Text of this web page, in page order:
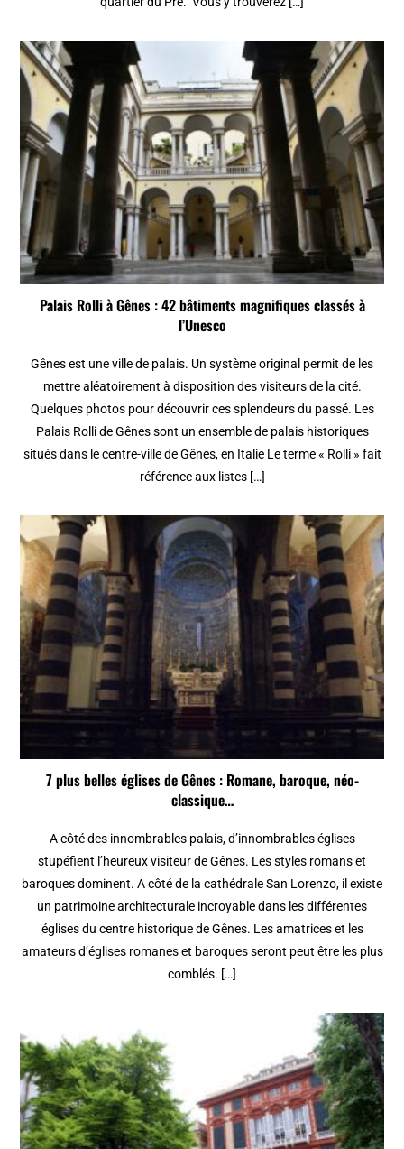
Palais Rolli à Gênes : 42 bâtiments magnifiques classés à
l’Unesco
Gênes est une ville de palais. Un système original permit de les
mettre aléatoirement à disposition des visiteurs de la cité.
Quelques photos pour découvrir ces splendeurs du passé. Les
Palais Rolli de Gênes sont un ensemble de palais historiques
situés dans le centre-ville de Gênes, en Italie Le terme « Rolli » fait
référence aux listes […]
7 plus belles églises de Gênes : Romane, baroque, néo-
classique…
A côté des innombrables palais, d’innombrables églises
stupéfient l’heureux visiteur de Gênes. Les styles romans et
baroques dominent. A côté de la cathédrale San Lorenzo, il existe
un patrimoine architecturale incroyable dans les différentes
églises du centre historique de Gênes. Les amatrices et les
amateurs d’églises romanes et baroques seront peut être les plus
comblés. […]